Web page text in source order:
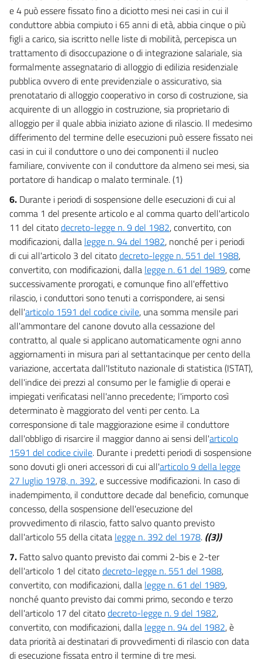
e 4 può essere fissato fino a diciotto mesi nei casi in cui il
conduttore abbia compiuto i 65 anni di età, abbia cinque o più
figli a carico, sia iscritto nelle liste di mobilità, percepisca un
trattamento di disoccupazione o di integrazione salariale, sia
formalmente assegnatario di alloggio di edilizia residenziale
pubblica ovvero di ente previdenziale o assicurativo, sia
prenotatario di alloggio cooperativo in corso di costruzione, sia
acquirente di un alloggio in costruzione, sia proprietario di
alloggio per il quale abbia iniziato azione di rilascio. Il medesimo
differimento del termine delle esecuzioni può essere fissato nei
casi in cui il conduttore o uno dei componenti il nucleo
familiare, convivente con il conduttore da almeno sei mesi, sia
portatore di handicap o malato terminale. (1)
6. Durante i periodi di sospensione delle esecuzioni di cui al
comma 1 del presente articolo e al comma quarto dell'articolo
11 del citatodecreto-legge n. 9 del 1982, convertito, con
modificazioni, dalla legge n. 94 del 1982, nonché per i periodi
di cui all'articolo 3 del citatodecreto-legge n. 551 del 1988,
convertito, con modificazioni, dalla legge n. 61 del 1989, come
successivamente prorogati, e comunque fino all'effettivo
rilascio, i conduttori sono tenuti a corrispondere, ai sensi
dell'articolo 1591 del codice civile, una somma mensile pari
all'ammontare del canone dovuto alla cessazione del
contratto, al quale si applicano automaticamente ogni anno
aggiornamenti in misura pari al settantacinque per cento della
variazione, accertata dall'Istituto nazionale di statistica (ISTAT),
dell'indice dei prezzi al consumo per le famiglie di operai e
impiegati verificatasi nell'anno precedente; l'importo così
determinato è maggiorato del venti per cento. La
corresponsione di tale maggiorazione esime il conduttore
dall'obbligo di risarcire il maggior danno ai sensi dell'articolo
1591 del codice civile. Durante i predetti periodi di sospensione
sono dovuti gli oneri accessori di cui all'articolo 9 della legge
27 luglio 1978, n. 392, e successive modificazioni. In caso di
inadempimento, il conduttore decade dal beneficio, comunque
concesso, della sospensione dell'esecuzione del
provvedimento di rilascio, fatto salvo quanto previsto
dall'articolo 55 della citata legge n. 392 del 1978. ((3))
7. Fatto salvo quanto previsto dai commi 2-bis e 2-ter
dell'articolo 1 del citatodecreto-legge n. 551 del 1988,
convertito, con modificazioni, dalla legge n. 61 del 1989,
nonché quanto previsto dai commi primo, secondo e terzo
dell'articolo 17 del citatodecreto-legge n. 9 del 1982,
convertito, con modificazioni, dalla legge n. 94 del 1982, è
data priorità ai destinatari di provvedimenti di rilascio con data
di esecuzione fissata entro il termine di tre mesi.